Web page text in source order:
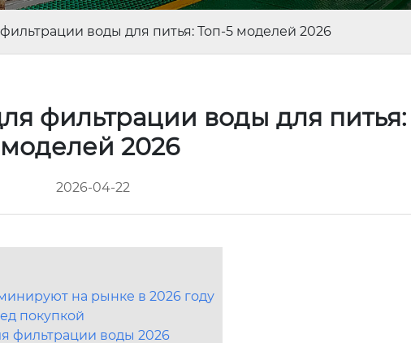
воды для питья: Топ-5 моделей 2026
фильтрации воды для питья:
моделей 2026
2026-04-22
на рынке в 2026 году
покупкой
фильтрации воды 2026